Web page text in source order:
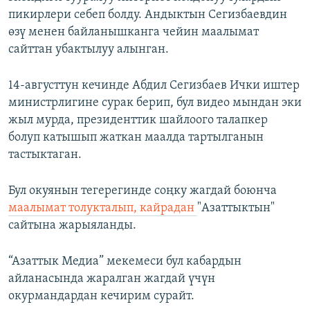
пикирлери себеп болду. Андыктын Сегизбаевдин
өзү менен байланышканга чейин маалымат
сайттан убактылуу алынган.
14-августтун кечинде Абдил Сегизбаев Ички иштер
министрлигине сурак берип, бул видео мындан эки
жыл мурда, президенттик шайлоого талапкер
болуп катышып жаткан маалда тартылганын
тастыктаган.
Бул окуянын тегерегинде соңку жагдай боюнча
маалымат толукталып, кайрадан "Азаттыктын"
сайтына жарыяланды.
“Азаттык Медиа” мекемеси бул кабардын
айланасында жаралган жагдай үчүн
окурмандардан кечирим сурайт.